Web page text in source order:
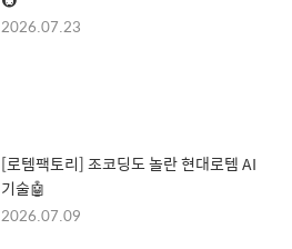
2026.07.23
[로템팩토리] 조코딩도 놀란 현대로템 AI
기술🤖
2026.07.09